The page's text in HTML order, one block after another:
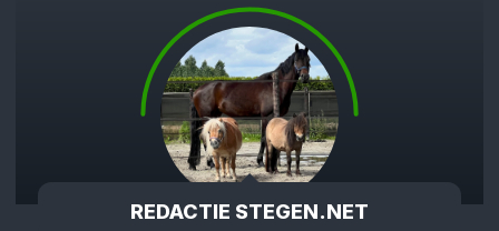
REDACTIE STEGEN.NET